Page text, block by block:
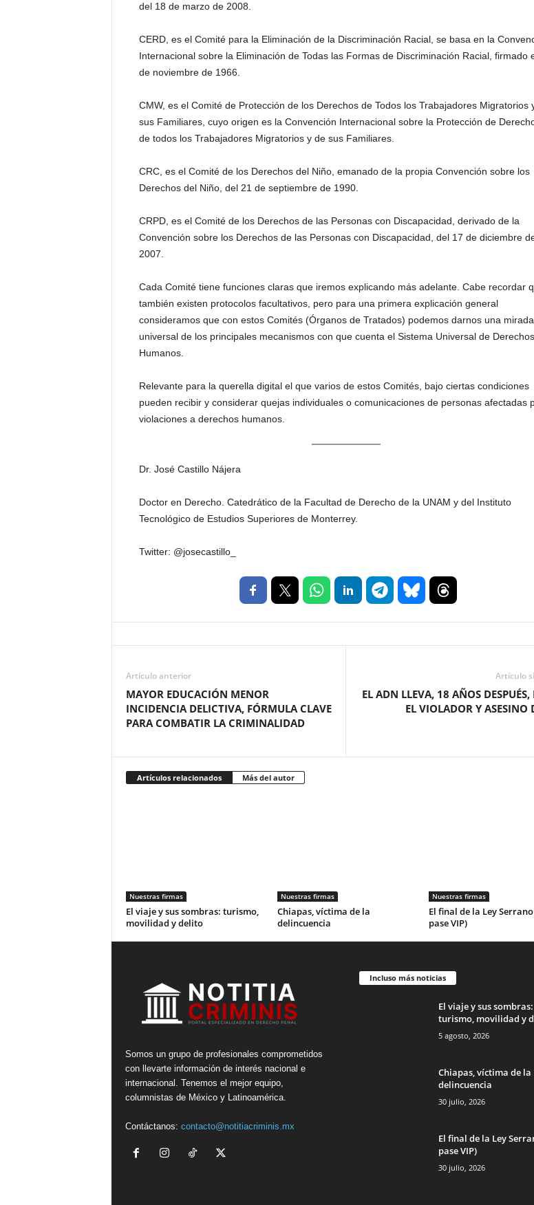
del 18 de marzo de 2008.
CERD, es el Comité para la Eliminación de la Discriminación Racial, se basa en la
Internacional sobre la Eliminación de Todas las Formas de Discriminación Racial, firmado
de noviembre de 1966.
CMW, es el Comité de Protección de los Derechos de Todos los Trabajadores Migratorios
sus Familiares, cuyo origen es la Convención Internacional sobre la Protección de
de todos los Trabajadores Migratorios y de sus Familiares.
CRC, es el Comité de los Derechos del Niño, emanado de la propia Convención sobre los
Derechos del Niño, del 21 de septiembre de 1990.
CRPD, es el Comité de los Derechos de las Personas con Discapacidad, derivado de la
Convención sobre los Derechos de las Personas con Discapacidad, del 17 de diciembre
2007.
Cada Comité tiene funciones claras que iremos explicando más adelante. Cabe recordar
también existen protocolos facultativos, pero para una primera explicación general
consideramos que con estos Comités (Órganos de Tratados) podemos darnos una mirada
universal de los principales mecanismos con que cuenta el Sistema Universal de Derechos
Humanos.
Relevante para la querella digital el que varios de estos Comités, bajo ciertas condiciones
pueden recibir y considerar quejas individuales o comunicaciones de personas afectadas
violaciones a derechos humanos.
Dr. José Castillo Nájera
Doctor en Derecho. Catedrático de la Facultad de Derecho de la UNAM y del Instituto
Tecnológico de Estudios Superiores de Monterrey.
Twitter: @josecastillo_
Artículo anterior
MAYOR EDUCACIÓN MENOR
INCIDENCIA DELICTIVA, FÓRMULA CLAVE
PARA COMBATIR LA CRIMINALIDAD
Artículo
EL ADN LLEVA, 18 AÑOS DESPUÉS,
EL VIOLADOR Y ASESINO
Artículos relacionados Más del autor
Nuestras firmas
El viaje y sus sombras: turismo,
movilidad y delito
Nuestras firmas
Chiapas, víctima de la
delincuencia
Nuestras firmas
El final de la Ley
pase VIP)
Somos un grupo de profesionales comprometidos
con llevarte información de interés nacional e
internacional. Tenemos el mejor equipo,
columnistas de México y Latinoamérica.
Contáctanos: contacto@notitiacriminis.mx
Incluso más noticias
El viaje y sus sombras:
turismo, movilidad y
5 agosto, 2026
Chiapas, víctima de la
delincuencia
30 julio, 2026
El final de la Ley
pase VIP)
30 julio, 2026